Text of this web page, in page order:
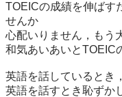
TOEICの成績を伸ばす
せんか
心配いりません，もう
和気あいあいとTOEIC
英語を話しているとき
英語を話すとき恥ずか